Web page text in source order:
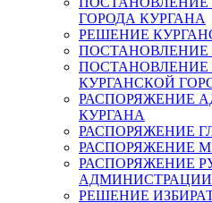
ГОРОДА КУРГАНА
РЕШЕНИЕ
ПОСТАНОВЛЕНИЕ
ПОСТАНОВЛЕНИЕ
КУРГАНСКОЙ
РАСПОРЯЖЕНИЕ
КУРГАНА
РАСПОРЯЖЕНИЕ
РАСПОРЯЖЕНИЕ
РАСПОРЯЖЕНИЕ
АДМИНИСТРАЦИИ
РЕШЕНИЕ